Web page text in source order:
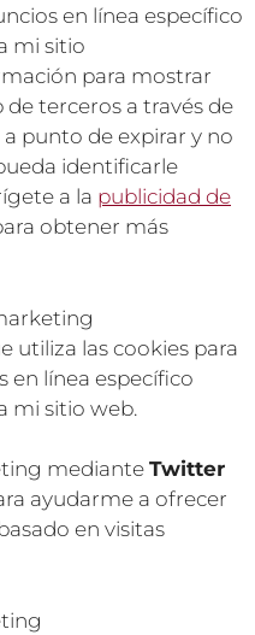
en línea específico
mi sitio
para mostrar
terceros a través de
punto de expirar y no
identificarle
a la publicidad de
obtener más
utiliza las cookies para
en línea específico
mi sitio web.
mediante Twitter
ayudarme a ofrecer
en visitas